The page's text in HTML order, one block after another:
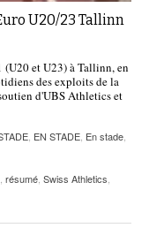
U20/23 Tallinn
(U20 et U23) à Tallinn, en
des exploits de la
d'UBS Athletics et
EN STADE En stade
résumé Swiss Athletics